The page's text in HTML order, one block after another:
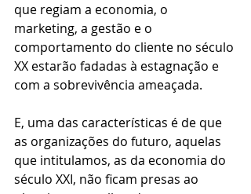
que regiam a economia, o
marketing, a gestão e o
comportamento do cliente no século
XX estarão fadadas à estagnação e
com a sobrevivência ameaçada.
E, uma das características é de que
as organizações do futuro, aquelas
que intitulamos, as da economia do
século XXI, não ficam presas ao